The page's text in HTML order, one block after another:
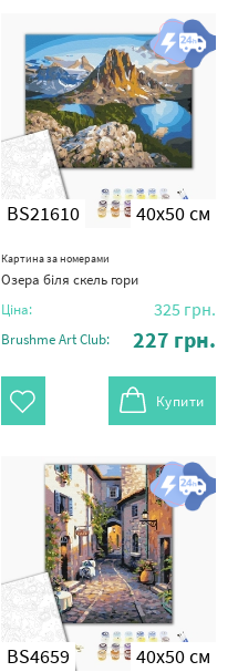
BS21610 40x50 см
Картина за номерами
Озера біля скель гори
Ціна: 325 грн.
Brushme Art Club: 227 грн.
Купити
BS4659 40x50 см